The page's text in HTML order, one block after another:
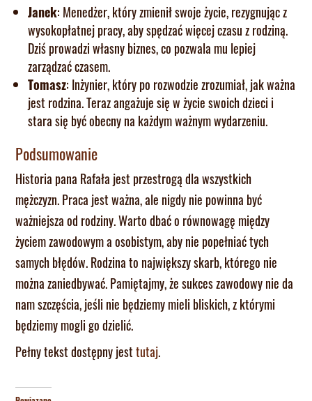
Janek: Menedżer, który zmienił swoje życie, rezygnując z
wysokopłatnej pracy, aby spędzać więcej czasu z rodziną.
Dziś prowadzi własny biznes, co pozwala mu lepiej
zarządzać czasem.
Tomasz: Inżynier, który po rozwodzie zrozumiał, jak ważna
jest rodzina. Teraz angażuje się w życie swoich dzieci i
stara się być obecny na każdym ważnym wydarzeniu.
Podsumowanie
Historia pana Rafała jest przestrogą dla wszystkich
mężczyzn. Praca jest ważna, ale nigdy nie powinna być
ważniejsza od rodziny. Warto dbać o równowagę między
życiem zawodowym a osobistym, aby nie popełniać tych
samych błędów. Rodzina to największy skarb, którego nie
można zaniedbywać. Pamiętajmy, że sukces zawodowy nie da
nam szczęścia, jeśli nie będziemy mieli bliskich, z którymi
będziemy mogli go dzielić.
Pełny tekst dostępny jesttutaj.